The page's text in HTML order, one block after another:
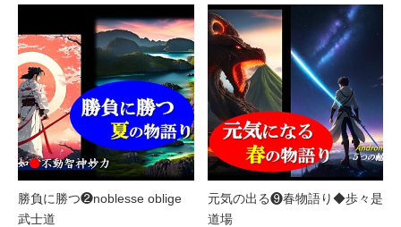
勝負に勝つ❷noblesse oblige
武士道
元気の出る❾春物語り◆歩々是
道場